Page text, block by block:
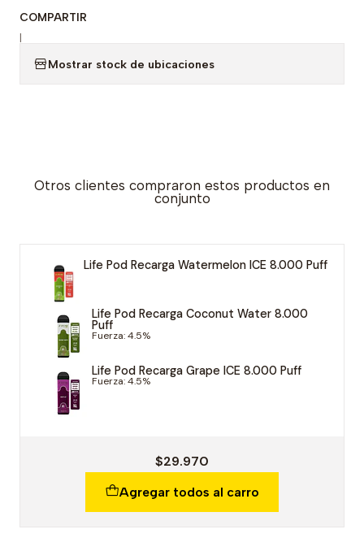
COMPARTIR
|
Mostrar stock de ubicaciones
Otros clientes compraron estos productos en
conjunto
Life Pod Recarga Watermelon ICE 8.000 Puff
Life Pod Recarga Coconut Water 8.000
Puff
Fuerza: 4.5%
Life Pod Recarga Grape ICE 8.000 Puff
Fuerza: 4.5%
$29.970
Agregar todos al carro